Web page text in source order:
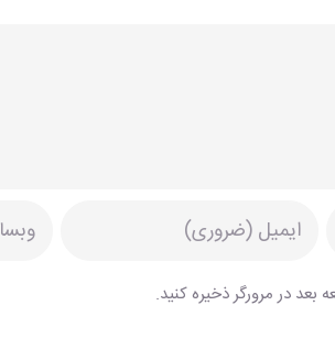
بعد در مرورگر ذخیره کنید.